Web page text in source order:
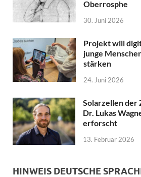
Oberrosphe
30. Juni 2026
Projekt will
junge
stärken
24. Juni 2026
Solarzellen der
Dr. Lukas
erforscht
13. Februar 2026
HINWEIS DEUTSCHE